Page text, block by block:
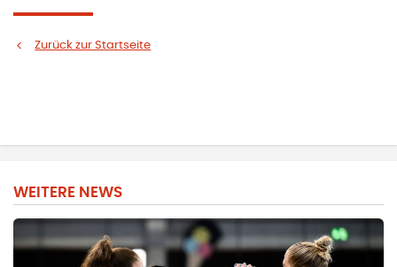
Zurück zur Startseite
WEITERE NEWS